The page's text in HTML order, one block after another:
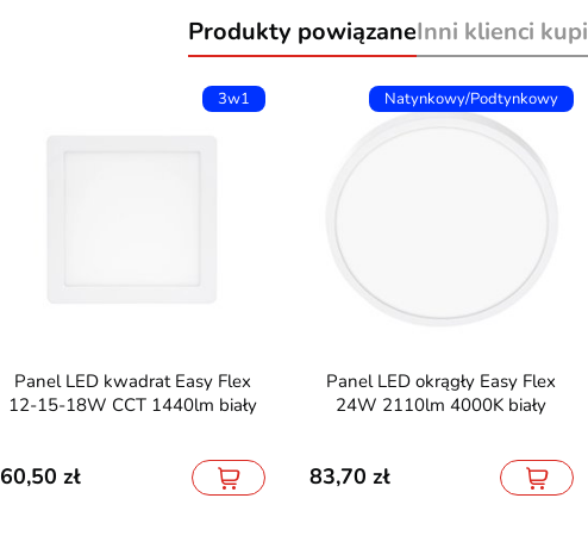
Produkty powiązaneInni klienci
3w1
Panel LED kwadrat Easy Flex
12-15-18W CCT 1440lm biały
60,50
Natynkowy/Podtynkowy
Panel LED okrągły Easy Flex
24W 2110lm 4000K biały
83,70